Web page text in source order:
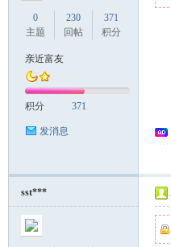
0
主题
230
回帖
371
积分
亲近富友
积分 371
发消息
sst***